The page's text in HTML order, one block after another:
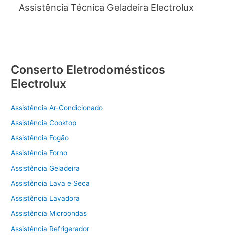
Assistência Técnica Geladeira Electrolux
Conserto Eletrodomésticos
Electrolux
Assistência Ar-Condicionado
Assistência Cooktop
Assistência Fogão
Assistência Forno
Assistência Geladeira
Assistência Lava e Seca
Assistência Lavadora
Assistência Microondas
Assistência Refrigerador